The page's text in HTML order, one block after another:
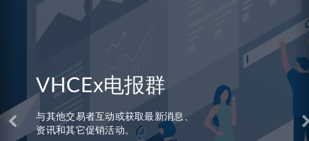
VHCEx电报群
与其他交易者互动或获取最新消息、
资讯和其它促销活动。